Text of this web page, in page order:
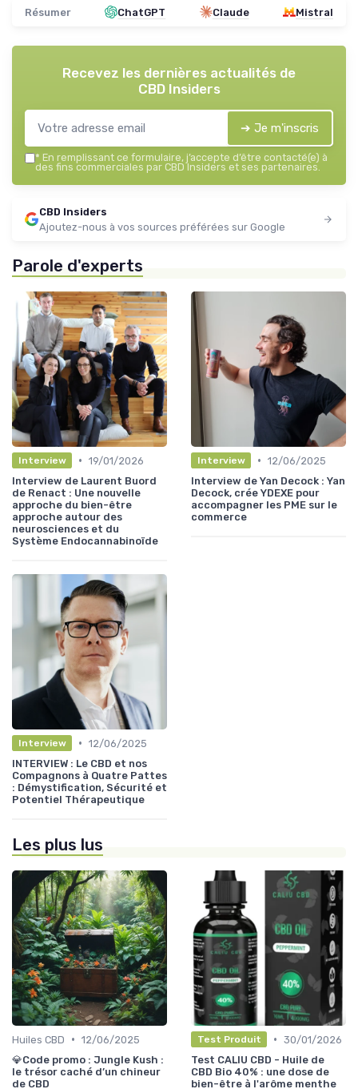
Résumer ChatGPT Claude Mistral
Recevez les dernières actualités de
CBD Insiders
➔ Je m'inscris
* En remplissant ce formulaire, j’accepte d’être contacté(e) à
des fins commerciales par CBD Insiders et ses partenaires.
CBD Insiders
Ajoutez-nous à vos sources préférées sur Google
Parole d'experts
Interview • 19/01/2026
Interview de Laurent Buord
de Renact : Une nouvelle
approche du bien-être
approche autour des
neurosciences et du
Système Endocannabinoïde
Interview • 12/06/2025
Interview de Yan Decock : Yan
Decock, crée YDEXE pour
accompagner les PME sur le
commerce
Interview • 12/06/2025
INTERVIEW : Le CBD et nos
Compagnons à Quatre Pattes
: Démystification, Sécurité et
Potentiel Thérapeutique
Les plus lus
Huiles CBD • 12/06/2025
💎Code promo : Jungle Kush :
le trésor caché d’un chineur
de CBD
Test Produit • 30/01/2026
Test CALIU CBD - Huile de
CBD Bio 40% : une dose de
bien-être à l'arôme menthe